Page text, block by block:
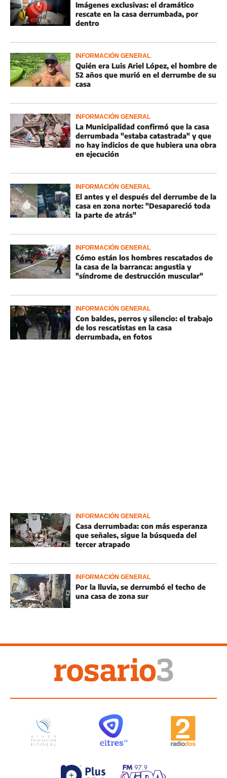
Imágenes exclusivas: el dramático
rescate en la casa derrumbada, por
dentro
INFORMACIÓN GENERAL
Quién era Luis Ariel López, el hombre de
52 años que murió en el derrumbe de su
casa
INFORMACIÓN GENERAL
La Municipalidad confirmó que la casa
derrumbada "estaba catastrada" y que
no hay indicios de que hubiera una obra
en ejecución
INFORMACIÓN GENERAL
El antes y el después del derrumbe de la
casa en zona norte: "Desapareció toda
la parte de atrás"
INFORMACIÓN GENERAL
Cómo están los hombres rescatados de
la casa de la barranca: angustia y
"síndrome de destrucción muscular"
INFORMACIÓN GENERAL
Con baldes, perros y silencio: el trabajo
de los rescatistas en la casa
derrumbada, en fotos
INFORMACIÓN GENERAL
Casa derrumbada: con más esperanza
que señales, sigue la búsqueda del
tercer atrapado
INFORMACIÓN GENERAL
Por la lluvia, se derrumbó el techo de
una casa de zona sur